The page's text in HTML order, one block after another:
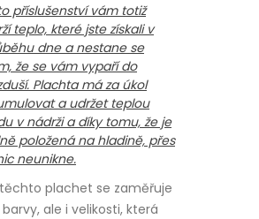
příslušenství vám totiž
teplo, které jste získali v
dne a nestane se
že se vám vypaří do
Plachta má za úkol
a udržet teplou
v nádrži a díky tomu, že je
položená na hladině, přes
neunikne.
plachet se zaměřuje
ale i velikosti, která